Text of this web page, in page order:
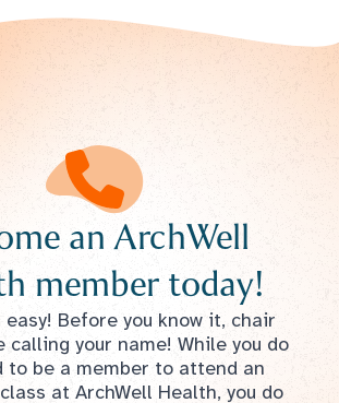
an ArchWell
member today!
Before you know it, chair
calling your name! While you do
to be a member to attend an
at ArchWell Health, you do